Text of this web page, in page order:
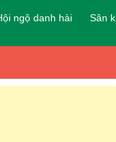
ngộ danh hài Sân